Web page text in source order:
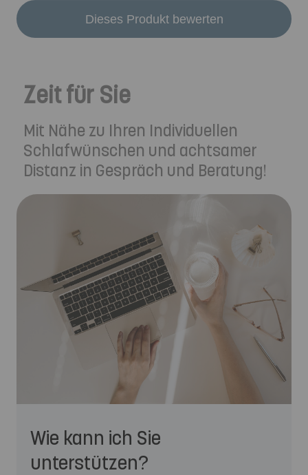
Dieses Produkt bewerten
Zeit für Sie
Mit Nähe zu Ihren Individuellen
Schlafwünschen und achtsamer
Distanz in Gespräch und Beratung!
Wie kann ich Sie
unterstützen?